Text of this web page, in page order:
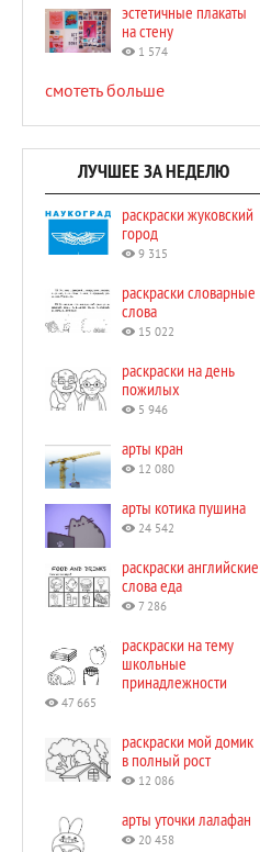
эстетичные плакаты
на стену
1 574
смотеть больше
ЛУЧШЕЕ ЗА НЕДЕЛЮ
раскраски жуковский
город
9 315
раскраски словарные
слова
15 022
раскраски на день
пожилых
5 946
арты кран
12 080
арты котика пушина
24 542
раскраски английские
слова еда
7 286
раскраски на тему
школьные
принадлежности
47 665
раскраски мой домик
в полный рост
12 086
арты уточки лалафан
20 458